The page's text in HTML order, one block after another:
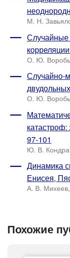
М. Н.
Случайные
О. Ю.
Случайно-
О. Ю.
97-101
Ю. В.
Динамика
Енисея,
А. В.
Похожие